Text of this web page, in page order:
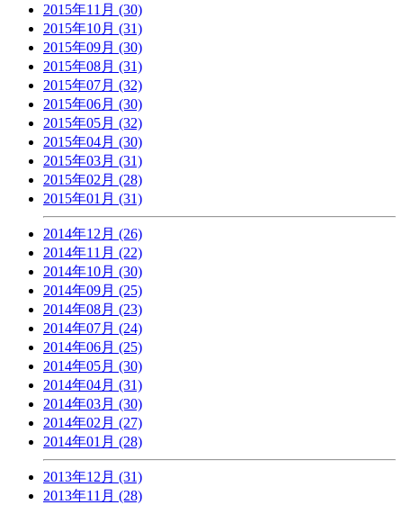
2015年11月 (30)
2015年10月 (31)
2015年09月 (30)
2015年08月 (31)
2015年07月 (32)
2015年06月 (30)
2015年05月 (32)
2015年04月 (30)
2015年03月 (31)
2015年02月 (28)
2015年01月 (31)
2014年12月 (26)
2014年11月 (22)
2014年10月 (30)
2014年09月 (25)
2014年08月 (23)
2014年07月 (24)
2014年06月 (25)
2014年05月 (30)
2014年04月 (31)
2014年03月 (30)
2014年02月 (27)
2014年01月 (28)
2013年12月 (31)
2013年11月 (28)